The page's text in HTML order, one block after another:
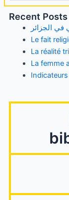
Recent Posts
الجزائر
Le fait
La réalité
La femme